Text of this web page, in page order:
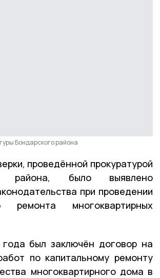
Бондарского района
проведённой прокуратурой
района, было выявлено
при проведении
ремонта многоквартирных
был заключён договор на
по капитальному ремонту
многоквартирного дома в